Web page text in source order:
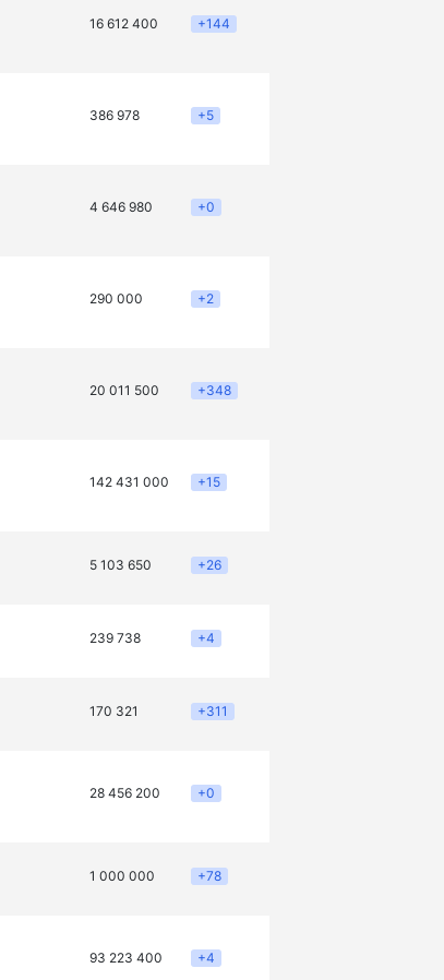
16 612 400 +144
386 978 +5
4 646 980 +0
290 000 +2
20 011 500 +348
142 431 000 +15
5 103 650 +26
239 738 +4
170 321 +311
28 456 200 +0
1 000 000 +78
93 223 400 +4